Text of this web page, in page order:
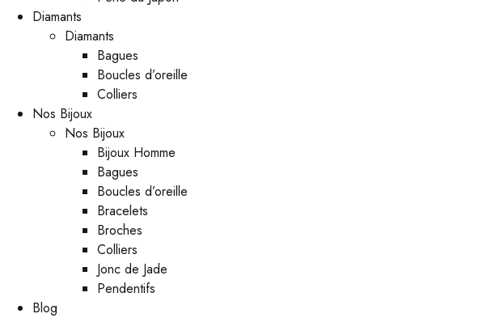
Diamants
Diamants
Bagues
Boucles d’oreille
Colliers
Nos Bijoux
Nos Bijoux
Bijoux Homme
Bagues
Boucles d’oreille
Bracelets
Broches
Colliers
Jonc de Jade
Pendentifs
Blog